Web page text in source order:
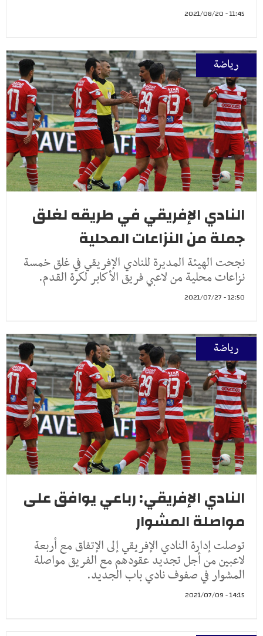
11:45 - 2021/08/20
رياضة
النادي الإفريقي في طريقه لغلق
جملة من النزاعات المحلية
نجحت الهيئة المديرة للنادي الإفريقي في غلق خمسة
نزاعات محلية من لاعبي فريق الأكابر لكرة القدم.
12:50 - 2021/07/27
رياضة
النادي الإفريقي: رباعي يوافق على
مواصلة المشوار
توصلت إدارة النادي الإفريقي إلى الإتفاق مع أربعة
لاعبين من أجل تجديد عقودهم مع الفريق مواصلة
المشوار في صفوف نادي باب الجديد.
14:15 - 2021/07/09